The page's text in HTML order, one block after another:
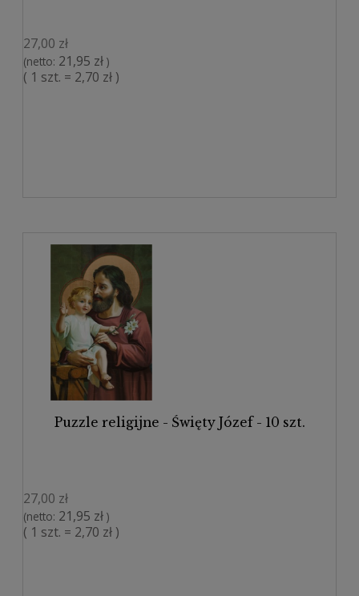
27,00 zł
(netto: 21,95 zł )
( 1 szt. = 2,70 zł )
Puzzle religijne - Święty Józef - 10 szt.
27,00 zł
(netto: 21,95 zł )
( 1 szt. = 2,70 zł )